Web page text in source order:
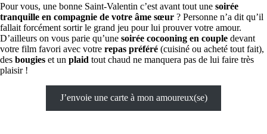
Pour vous, une bonne Saint-Valentin c’est avant tout une soirée
tranquille en compagnie de votre âme sœur ? Personne n’a dit qu’il
fallait forcément sortir le grand jeu pour lui prouver votre amour.
D’ailleurs on vous parie qu’une soirée cocooning en couple devant
votre film favori avec votre repas préféré (cuisiné ou acheté tout fait),
des bougies et un plaid tout chaud ne manquera pas de lui faire très
plaisir !
J’envoie une carte à mon amoureux(se)